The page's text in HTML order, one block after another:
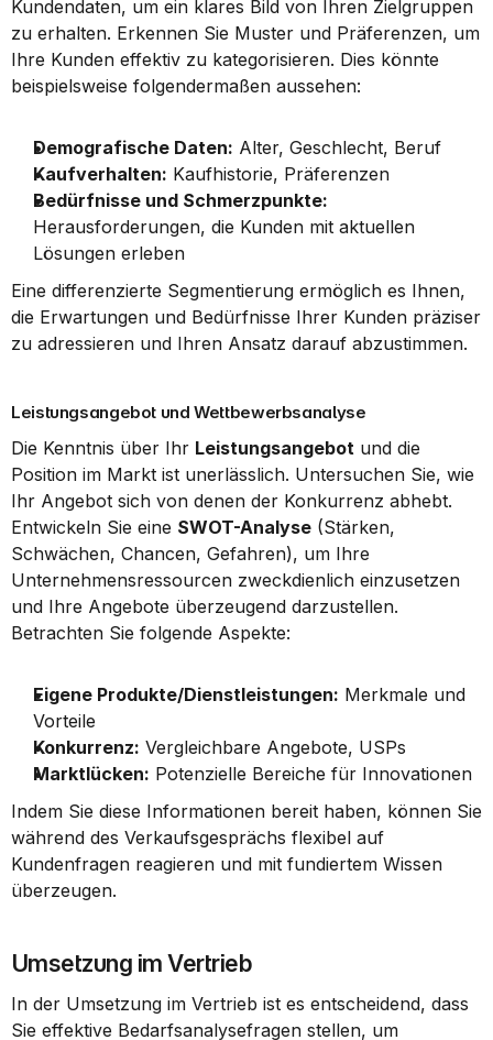
Kundendaten, um ein klares Bild von Ihren Zielgruppen
zu erhalten. Erkennen Sie Muster und Präferenzen, um
Ihre Kunden effektiv zu kategorisieren. Dies könnte
beispielsweise folgendermaßen aussehen:
Demografische Daten: Alter, Geschlecht, Beruf
Kaufverhalten: Kaufhistorie, Präferenzen
Bedürfnisse und Schmerzpunkte:
Herausforderungen, die Kunden mit aktuellen
Lösungen erleben
Eine differenzierte Segmentierung ermöglich es Ihnen,
die Erwartungen und Bedürfnisse Ihrer Kunden präziser
zu adressieren und Ihren Ansatz darauf abzustimmen.
Leistungsangebot und Wettbewerbsanalyse
Die Kenntnis über Ihr Leistungsangebot und die
Position im Markt ist unerlässlich. Untersuchen Sie, wie
Ihr Angebot sich von denen der Konkurrenz abhebt.
Entwickeln Sie eine SWOT-Analyse (Stärken,
Schwächen, Chancen, Gefahren), um Ihre
Unternehmensressourcen zweckdienlich einzusetzen
und Ihre Angebote überzeugend darzustellen.
Betrachten Sie folgende Aspekte:
Eigene Produkte/Dienstleistungen: Merkmale und
Vorteile
Konkurrenz: Vergleichbare Angebote, USPs
Marktlücken: Potenzielle Bereiche für Innovationen
Indem Sie diese Informationen bereit haben, können Sie
während des Verkaufsgesprächs flexibel auf
Kundenfragen reagieren und mit fundiertem Wissen
überzeugen.
Umsetzung im Vertrieb
In der Umsetzung im Vertrieb ist es entscheidend, dass
Sie effektive Bedarfsanalysefragen stellen, um